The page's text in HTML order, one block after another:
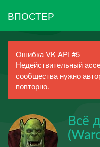
ВПОСТЕР
Ошибка VK API #5
Недействительный
сообщества нужно
повторно.
Всё